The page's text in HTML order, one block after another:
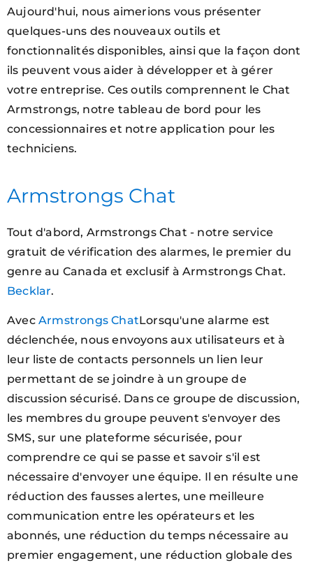
Aujourd'hui, nous aimerions vous présenter
quelques-uns des nouveaux outils et
fonctionnalités disponibles, ainsi que la façon dont
ils peuvent vous aider à développer et à gérer
votre entreprise. Ces outils comprennent le Chat
Armstrongs, notre tableau de bord pour les
concessionnaires et notre application pour les
techniciens.
Armstrongs Chat
Tout d'abord, Armstrongs Chat - notre service
gratuit de vérification des alarmes, le premier du
genre au Canada et exclusif à Armstrongs Chat.
Becklar.
Avec Armstrongs ChatLorsqu'une alarme est
déclenchée, nous envoyons aux utilisateurs et à
leur liste de contacts personnels un lien leur
permettant de se joindre à un groupe de
discussion sécurisé. Dans ce groupe de discussion,
les membres du groupe peuvent s'envoyer des
SMS, sur une plateforme sécurisée, pour
comprendre ce qui se passe et savoir s'il est
nécessaire d'envoyer une équipe. Il en résulte une
réduction des fausses alertes, une meilleure
communication entre les opérateurs et les
abonnés, une réduction du temps nécessaire au
premier engagement, une réduction globale des